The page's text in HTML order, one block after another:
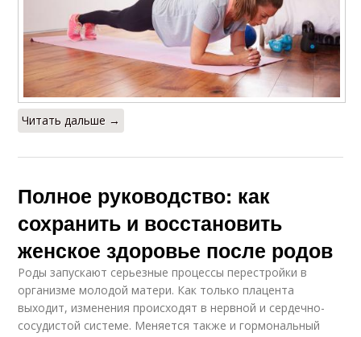
Читать дальше →
Полное руководство: как
сохранить и восстановить
женское здоровье после родов
Роды запускают серьезные процессы перестройки в
организме молодой матери. Как только плацента
выходит, изменения происходят в нервной и сердечно-
сосудистой системе. Меняется также и гормональный